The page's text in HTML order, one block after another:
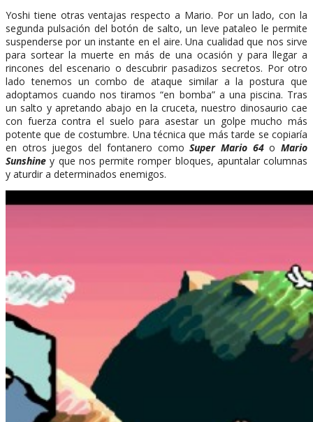
Yoshi tiene otras ventajas respecto a Mario. Por un lado, con la
segunda pulsación del botón de salto, un leve pataleo le permite
suspenderse por un instante en el aire. Una cualidad que nos sirve
para sortear la muerte en más de una ocasión y para llegar a
rincones del escenario o descubrir pasadizos secretos. Por otro
lado tenemos un combo de ataque similar a la postura que
adoptamos cuando nos tiramos “en bomba” a una piscina. Tras
un salto y apretando abajo en la cruceta, nuestro dinosaurio cae
con fuerza contra el suelo para asestar un golpe mucho más
potente que de costumbre. Una técnica que más tarde se copiaría
en otros juegos del fontanero comoSuper Mario 64oMario
Sunshine y que nos permite romper bloques, apuntalar columnas
y aturdir a determinados enemigos.